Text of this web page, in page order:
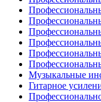
Музыкальные
Гитарное